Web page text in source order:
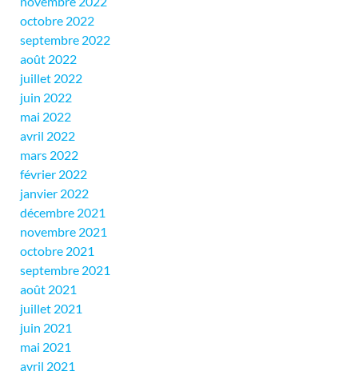
octobre 2022
septembre 2022
août 2022
juillet 2022
juin 2022
mai 2022
avril 2022
mars 2022
février 2022
janvier 2022
décembre 2021
novembre 2021
octobre 2021
septembre 2021
août 2021
juillet 2021
juin 2021
mai 2021
avril 2021